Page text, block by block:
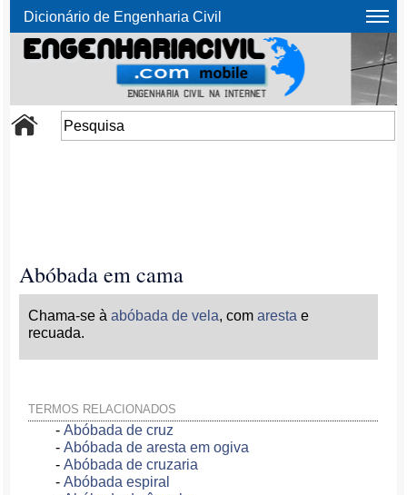
Dicionário de Engenharia Civil
Abóbada em cama
Chama-se àabóbada de vela, comaresta e
recuada.
TERMOS RELACIONADOS
-Abóbada de cruz
-Abóbada de aresta em ogiva
-Abóbada de cruzaria
-Abóbada espiral